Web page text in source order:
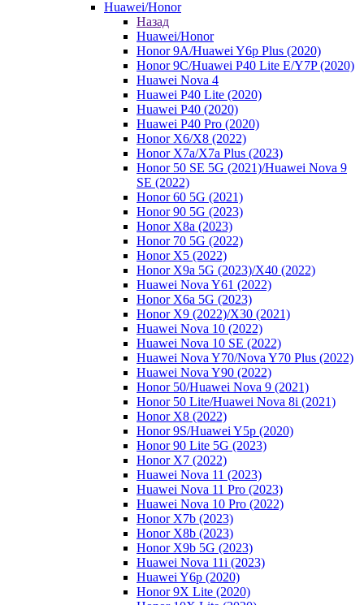
Huawei/Honor
Назад
Huawei/Honor
Honor 9A/Huawei Y6p Plus (2020)
Honor 9C/Huawei P40 Lite E/Y7P (2020)
Huawei Nova 4
Huawei P40 Lite (2020)
Huawei P40 (2020)
Huawei P40 Pro (2020)
Honor X6/Х8 (2022)
Honor X7a/X7a Plus (2023)
Honor 50 SE 5G (2021)/Huawei Nova 9
SE (2022)
Honor 60 5G (2021)
Honor 90 5G (2023)
Honor X8a (2023)
Honor 70 5G (2022)
Honor X5 (2022)
Honor X9a 5G (2023)/Х40 (2022)
Huawei Nova Y61 (2022)
Honor X6a 5G (2023)
Honor X9 (2022)/Х30 (2021)
Huawei Nova 10 (2022)
Huawei Nova 10 SE (2022)
Huawei Nova Y70/Nova Y70 Plus (2022)
Huawei Nova Y90 (2022)
Honor 50/Huawei Nova 9 (2021)
Honor 50 Lite/Huawei Nova 8i (2021)
Honor X8 (2022)
Honor 9S/Huawei Y5p (2020)
Honor 90 Lite 5G (2023)
Honor X7 (2022)
Huawei Nova 11 (2023)
Huawei Nova 11 Pro (2023)
Huawei Nova 10 Pro (2022)
Honor X7b (2023)
Honor X8b (2023)
Honor X9b 5G (2023)
Huawei Nova 11i (2023)
Huawei Y6p (2020)
Honor 9X Lite (2020)